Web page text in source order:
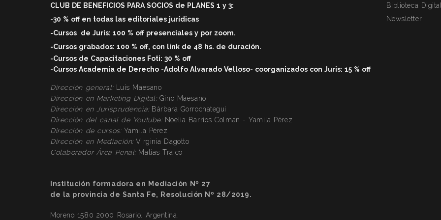
CLUB DE BENEFICIOS PARA SOCIOS de PLANES 1 y 3:
-30 % off en todas las editoriales jurídicas
-Cursos de Juris: 100 % off presenciales y por zoom.
-Cursos grabados: 100 % off, con link de 48 hs. de duración.
-Cursos de Capacitaciones Foti: 30 % off
-Cursos Academia de Derecho -Adolfo Alvarado Velloso- coorganizados con Juris: 15 % off
Dirección general:Luis Maesano
Dirección en Marketing Digital:Gino Maesano
Dirección en Jurisprudencia:Bárbara Gorrochategui
Dirección del canal de Youtube: Noelia Barrios Colman - Yamila Pérez
Dirección de cursos: Yamila Pérez
Dirección en Mediación:Virginia Dagotto
Colaborador Área Penal:Matías Traico
Institución formadora en Mediación Nº 27
de la provincia de Santa Fe, Resolución Nº 28/2019.
Moreno 1580 2000 Rosario. Argentina.
Biblioteca
Newsletter